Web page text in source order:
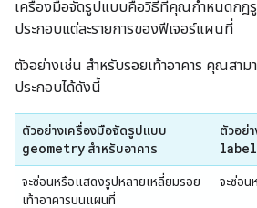
เครื่องมือจัดรูปแบบคือวิธีที่คุณกำหนดกฎ
ประกอบแต่ละรายการของฟีเจอร์แผนที่
ตัวอย่างเช่น สำหรับรอยเท้าอาคาร คุณสา
ประกอบได้ดังนี้
ตัวอย่างเครื่องมือจัดรูปแบบ
geometry สำหรับอาคาร
ตัวอย่
label
จะซ่อนหรือแสดงรูปหลายเหลี่ยมรอย
เท้าอาคารบนแผนที่
จะซ่อน